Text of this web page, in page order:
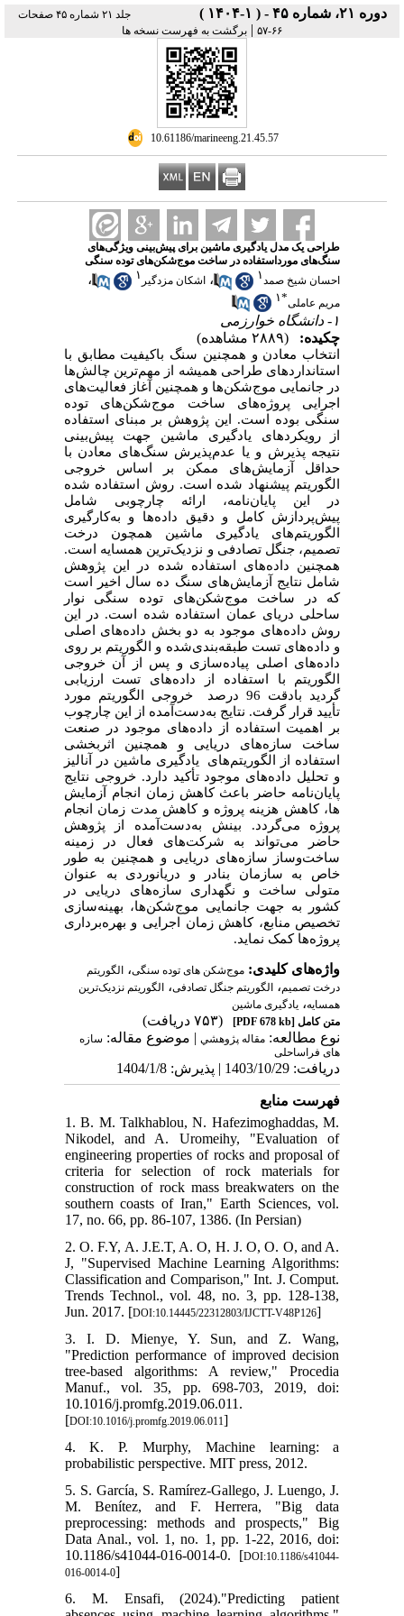
دوره ۲۱، شماره ۴۵ - ( ۱-۱۴۰۴ )
جلد ۲۱ شماره ۴۵ صفحات
۶۶-۵۷
| برگشت به فهرست نسخه ها
‎ 10.61186/marineeng.21.45.57
طراحی یک مدل یادگیری ماشین برای پیش‌بینی ویژگی‌های
سنگ‌های مورداستفاده در ساخت موج‌شکن‌های توده سنگی
احسان شیخ صمد۱ ، اشکان مزدگیر ۱ ،
مریم عاملی*۱
۱- دانشگاه خوارزمی
چکیده:
(۲۸۸۹ مشاهده)
انتخاب معادن و همچنین سنگ باکیفیت مطابق با
استانداردهای طراحی همیشه از مهم‌ترین چالش‌ها
در جانمایی موج‌شکن‌ها و همچنین آغاز فعالیت‌های
اجرایی پروژه‌های ساخت موج‌شکن‌های توده
سنگی بوده است. این پژوهش بر مبنای استفاده
از رویکردهای یادگیری ماشین جهت پیش‌بینی
نتیجه پذیرش و یا عدم‌پذیرش سنگ‌های معادن با
حداقل آزمایش‌های ممکن بر اساس خروجی
الگوریتم پیشنهاد شده است. روش استفاده شده
در این پایان‌نامه، ارائه چارچوبی شامل
پیش‌پردازش کامل و دقیق داده‌ها و به‌کارگیری
الگوریتم‌های یادگیری ماشین همچون درخت
تصمیم، جنگل تصادفی و نزدیک‌ترین همسایه است.
همچنین داده‌های استفاده شده در این پژوهش
شامل نتایج آزمایش‌های سنگ ده سال اخیر است
که در ساخت موج‌شکن‌های توده سنگی نوار
ساحلی دریای عمان استفاده شده است. در این
روش داده‌های موجود به دو بخش داده‌های اصلی
و داده‌های تست طبقه‌بندی‌شده و الگوریتم بر روی
داده‌های اصلی پیاده‌سازی و پس از آن خروجی
الگوریتم با استفاده از داده‌های تست ارزیابی
گردید بادقت 96 درصد خروجی الگوریتم مورد
تأیید قرار گرفت. نتایج به‌دست‌آمده از این چارچوب
بر اهمیت استفاده از داده‌های موجود در صنعت
ساخت سازه‌های دریایی و همچنین اثربخشی
استفاده از الگوریتم‌های یادگیری ماشین در آنالیز
و تحلیل داده‌های موجود تأکید دارد. خروجی نتایج
پایان‌نامه حاضر باعث کاهش زمان انجام آزمایش
ها، کاهش هزینه پروژه و کاهش مدت زمان انجام
پروژه می‌گردد. بینش به‌دست‌آمده از پژوهش
حاضر می‌تواند به شرکت‌های فعال در زمینه
ساخت‌وساز سازه‌های دریایی و همچنین به طور
خاص به سازمان بنادر و دریانوردی به عنوان
متولی ساخت و نگهداری سازه‌های دریایی در
کشور به جهت جانمایی موج‌شکن‌ها، بهینه‌سازی
تخصیص منابع، کاهش زمان اجرایی و بهره‌برداری
پروژه‌ها کمک نماید.
واژه‌های کلیدی: موج‌شکن های توده سنگی،
الگوریتم
درخت تصمیم، الگوریتم جنگل تصادفی،
الگوریتم نزدیک‌ترین
همسایه، یادگیری ماشین
متن کامل[PDF 678 kb]
(۷۵۳ دریافت)
نوع مطالعه: مقاله پژوهشي| موضوع مقاله: سازه
های فراساحلی
دریافت: 1403/10/29 | پذیرش: 1404/1/8
فهرست منابع
1. B. M. Talkhablou, N. Hafezimoghaddas, M.
Nikodel, and A. Uromeihy, "Evaluation of
engineering properties of rocks and proposal of
criteria for selection of rock materials for
construction of rock mass breakwaters on the
southern coasts of Iran," Earth Sciences, vol.
17, no. 66, pp. 86-107, 1386. (In Persian)
2. O. F.Y, A. J.E.T, A. O, H. J. O, O. O, and A.
J, "Supervised Machine Learning Algorithms:
Classification and Comparison," Int. J. Comput.
Trends Technol., vol. 48, no. 3, pp. 128-138,
Jun. 2017. [DOI:10.14445/22312803/IJCTT-V48P126]
3. I. D. Mienye, Y. Sun, and Z. Wang,
"Prediction performance of improved decision
tree-based algorithms: A review," Procedia
Manuf., vol. 35, pp. 698-703, 2019, doi:
10.1016/j.promfg.2019.06.011.
[DOI:10.1016/j.promfg.2019.06.011]
4. K. P. Murphy, Machine learning: a
probabilistic perspective. MIT press, 2012.
5. S. García, S. Ramírez-Gallego, J. Luengo, J.
M. Benítez, and F. Herrera, "Big data
preprocessing: methods and prospects," Big
Data Anal., vol. 1, no. 1, pp. 1-22, 2016, doi:
10.1186/s41044-016-0014-0. [DOI:10.1186/s41044-
016-0014-0]
6. M. Ensafi, (2024)."Predicting patient